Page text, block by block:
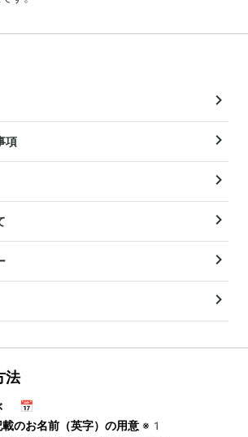
項
法
📅
のお名前（英字）の用意 ※1